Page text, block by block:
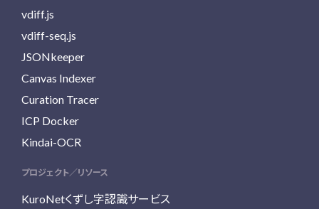
vdiff.js
vdiff-seq.js
JSONkeeper
Canvas Indexer
Curation Tracer
ICP Docker
Kindai-OCR
プロジェクト／リソース
KuroNetくずし字認識サービス